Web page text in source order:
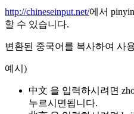
http://chineseinput.net/에서
할 수 있습니다.
변환된 중국어를 복사하여 사
예시)
中文 을 입력하시려면
누르시면됩니다.